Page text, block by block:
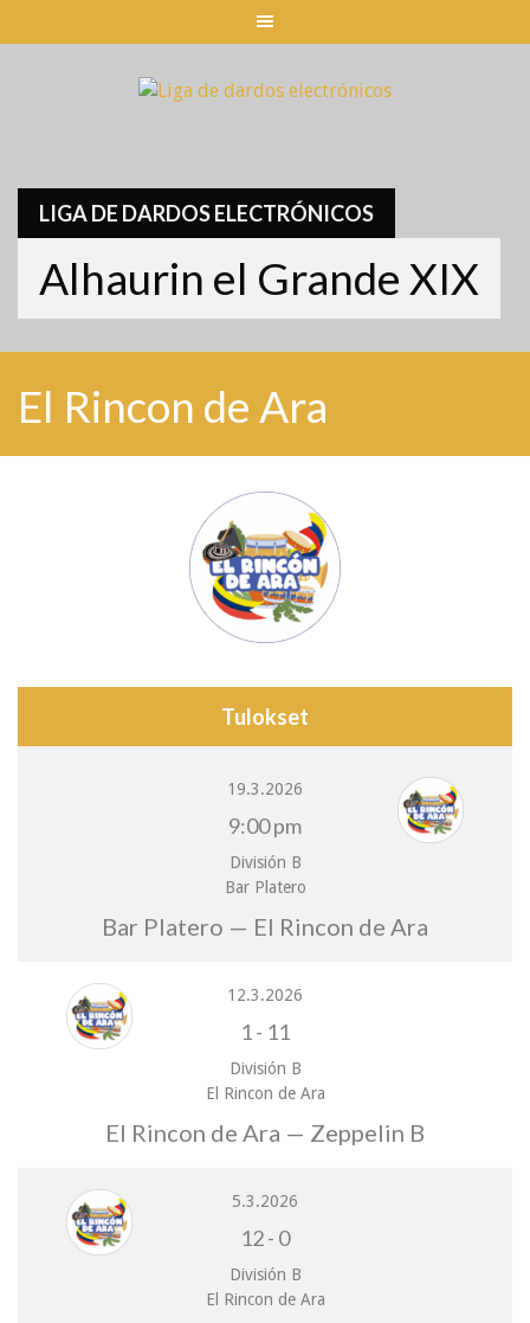
to
LIGA DE DARDOS ELECTRÓNICOS
Alhaurin el Grande XIX
El Rincon de Ara
Tulokset
19.3.2026
9:00 pm
División B
Bar Platero
Bar Platero — El Rincon de Ara
12.3.2026
1- 11
División B
El Rincon de Ara
El Rincon de Ara — Zeppelin B
5.3.2026
12- 0
División B
El Rincon de Ara